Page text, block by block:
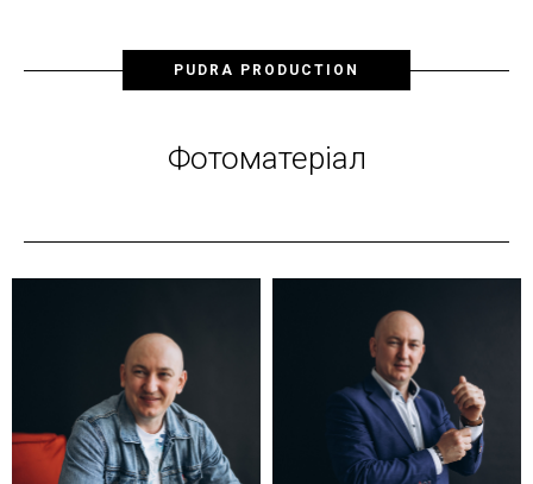
PUDRA PRODUCTION
Фотоматеріал